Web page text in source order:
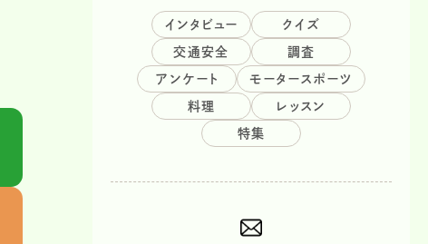
インタビュー クイズ
交通安全 調査
アンケート モータースポーツ
料理 レッスン
特集